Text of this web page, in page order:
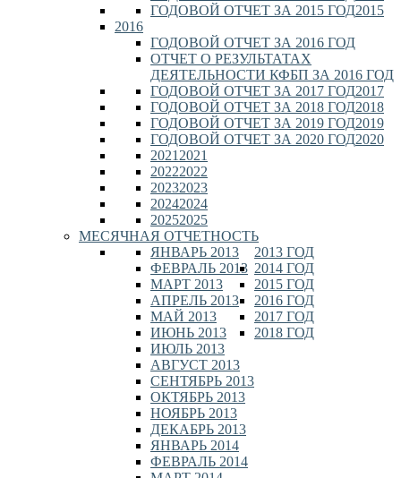
2015
ГОДОВОЙ ОТЧЕТ ЗА 2015 ГОД
2016
ГОДОВОЙ ОТЧЕТ ЗА 2016 ГОД
ОТЧЕТ О РЕЗУЛЬТАТАХ
ДЕЯТЕЛЬНОСТИ КФБП ЗА 2016 ГОД
2017
ГОДОВОЙ ОТЧЕТ ЗА 2017 ГОД
2018
ГОДОВОЙ ОТЧЕТ ЗА 2018 ГОД
2019
ГОДОВОЙ ОТЧЕТ ЗА 2019 ГОД
2020
ГОДОВОЙ ОТЧЕТ ЗА 2020 ГОД
2021
2021
2022
2022
2023
2023
2024
2024
2025
2025
МЕСЯЧНАЯ ОТЧЕТНОСТЬ
2013 ГОД
ЯНВАРЬ 2013
ФЕВРАЛЬ 2013
МАРТ 2013
АПРЕЛЬ 2013
МАЙ 2013
ИЮНЬ 2013
ИЮЛЬ 2013
АВГУСТ 2013
СЕНТЯБРЬ 2013
ОКТЯБРЬ 2013
НОЯБРЬ 2013
ДЕКАБРЬ 2013
2014 ГОД
ЯНВАРЬ 2014
ФЕВРАЛЬ 2014
2015 ГОД
2016 ГОД
2017 ГОД
2018 ГОД